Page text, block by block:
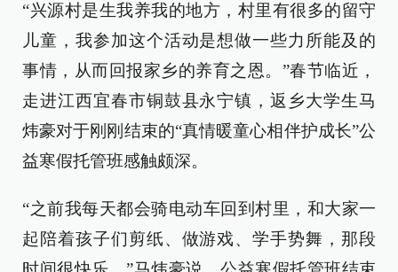
“兴源村是生我养我的地方，村里有很多的留守
儿童，我参加这个活动是想做一些力所能及的
事情，从而回报家乡的养育之恩。”春节临近，
走进江西宜春市铜鼓县永宁镇，返乡大学生马
炜豪对于刚刚结束的“真情暖童心相伴护成长”公
益寒假托管班感触颇深。
“之前我每天都会骑电动车回到村里，和大家一
起陪着孩子们剪纸、做游戏、学手势舞，那段